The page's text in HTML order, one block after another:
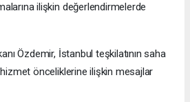
ilişkin değerlendirmelerde
Özdemir, İstanbul teşkilatının saha
önceliklerine ilişkin mesajlar